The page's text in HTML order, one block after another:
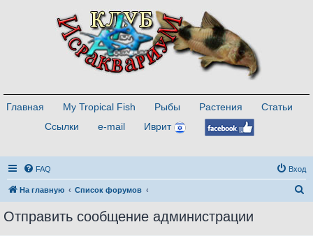
Главная My Tropical Fish Рыбы Растения
Статьи
Ссылки
e-mail Иврит
FAQ Вход
На главную Список форумов
Отправить сообщение администрации